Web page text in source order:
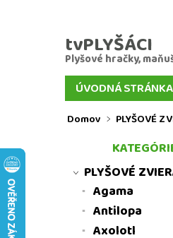
tvPLYŠÁCI
Plyšové hračky,
ÚVODNÁ STRÁNKA
VEĽKÍ PLYŠÁCI
DOPRAVA A
Domov PLYŠOVÉ
PLYŠOVÉ
Agama
Antilopa
Axolotl